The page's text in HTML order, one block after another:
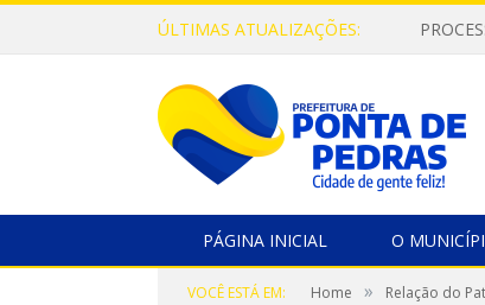
ÚLTIMAS ATUALIZAÇÕES:
PÁGINA INICIAL O
VOCÊ ESTÁ EM: Home » Relação do